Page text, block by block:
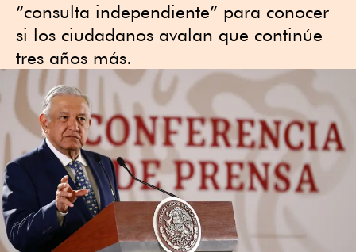
“consulta independiente” para conocer
si los ciudadanos avalan que continúe
tres años más.